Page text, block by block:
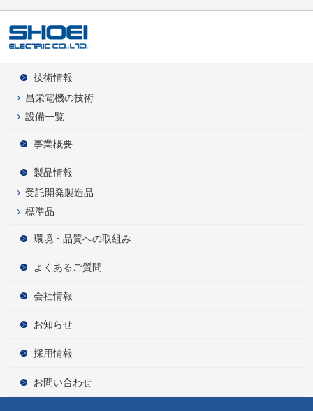
技術情報
昌栄電機の技術
設備一覧
事業概要
製品情報
受託開発製造品
標準品
環境・品質への取組み
よくあるご質問
会社情報
お知らせ
採用情報
お問い合わせ